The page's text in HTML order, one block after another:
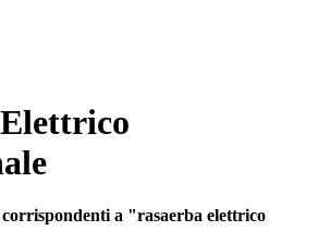
a "rasaerba elettrico